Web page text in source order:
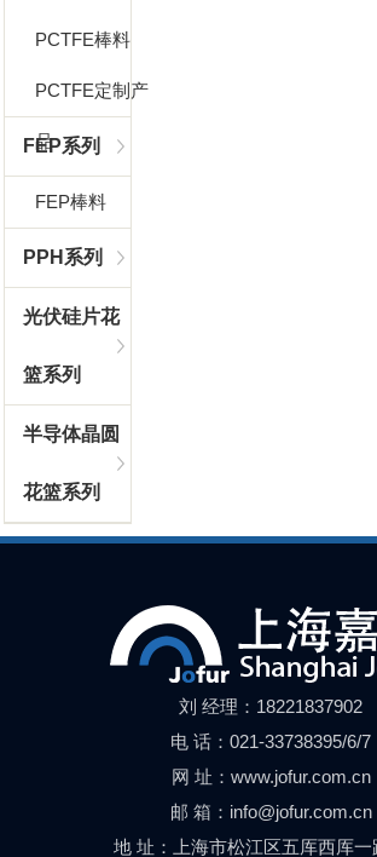
PCTFE棒料
PCTFE定制产
品
FEP系列
FEP棒料
PPH系列
光伏硅片花
篮系列
半导体晶圆
花篮系列
刘 经理：18221837902
电 话：021-33738395/6/7
网 址：www.jofur.com.cn
邮 箱：info@jofur.com.cn
地 址：上海市松江区五厍西厍一